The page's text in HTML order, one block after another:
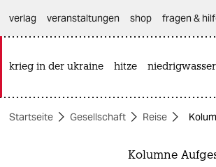
themen
verlag
veranstaltungen shop fragen &
krieg in der ukraine hitze niedrigwasser
Startseite Gesellschaft Reise
Kolumne